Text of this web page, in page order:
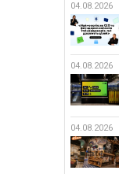
04.08.2026
04.08.2026
04.08.2026